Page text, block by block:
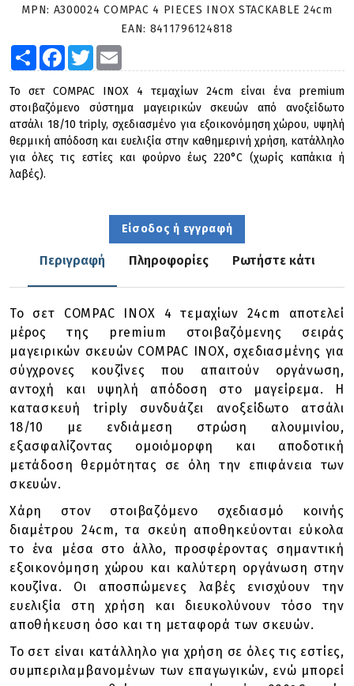
MPN: A300024 COMPAC 4 PIECES INOX STACKABLE 24cm
EAN: 8411796124818
Share Facebook
Twitter
Το σετ COMPAC INOX 4 τεμαχίων 24cm είναι ένα premium
στοιβαζόμενο σύστημα μαγειρικών σκευών από ανοξείδωτο
ατσάλι 18/10 triply, σχεδιασμένο για εξοικονόμηση χώρου, υψηλή
θερμική απόδοση και ευελιξία στην καθημερινή χρήση, κατάλληλο
για όλες τις εστίες και φούρνο έως 220°C (χωρίς καπάκια ή
λαβές).
Είσοδος ή εγγραφή
Περιγραφή Πληροφορίες Ρωτήστε κάτι
Το σετ COMPAC INOX 4 τεμαχίων 24cm αποτελεί
μέρος της premium στοιβαζόμενης σειράς
μαγειρικών σκευών COMPAC INOX, σχεδιασμένης για
σύγχρονες κουζίνες που απαιτούν οργάνωση,
αντοχή και υψηλή απόδοση στο μαγείρεμα. Η
κατασκευή triply συνδυάζει ανοξείδωτο ατσάλι
18/10 με ενδιάμεση στρώση αλουμινίου,
εξασφαλίζοντας ομοιόμορφη και αποδοτική
μετάδοση θερμότητας σε όλη την επιφάνεια των
σκευών.
Χάρη στον στοιβαζόμενο σχεδιασμό κοινής
διαμέτρου 24cm, τα σκεύη αποθηκεύονται εύκολα
το ένα μέσα στο άλλο, προσφέροντας σημαντική
εξοικονόμηση χώρου και καλύτερη οργάνωση στην
κουζίνα. Οι αποσπώμενες λαβές ενισχύουν την
ευελιξία στη χρήση και διευκολύνουν τόσο την
αποθήκευση όσο και τη μεταφορά των σκευών.
Το σετ είναι κατάλληλο για χρήση σε όλες τις εστίες,
συμπεριλαμβανομένων των επαγωγικών, ενώ μπορεί